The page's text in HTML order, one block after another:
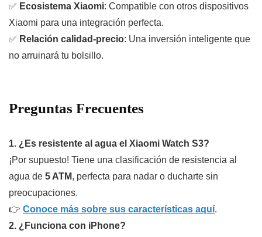
✅ Ecosistema Xiaomi: Compatible con otros dispositivos
Xiaomi para una integración perfecta.
✅ Relación calidad-precio: Una inversión inteligente que
no arruinará tu bolsillo.
Preguntas Frecuentes
1. ¿Es resistente al agua el Xiaomi Watch S3?
¡Por supuesto! Tiene una clasificación de resistencia al
agua de 5 ATM, perfecta para nadar o ducharte sin
preocupaciones.
👉 Conoce más sobre sus características aquí.
2. ¿Funciona con iPhone?